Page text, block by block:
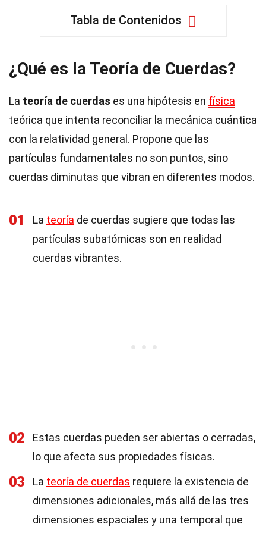
Tabla de Contenidos
¿Qué es la Teoría de Cuerdas?
La teoría de cuerdas es una hipótesis en física
teórica que intenta reconciliar la mecánica cuántica
con la relatividad general. Propone que las
partículas fundamentales no son puntos, sino
cuerdas diminutas que vibran en diferentes modos.
01 La teoría de cuerdas sugiere que todas las
partículas subatómicas son en realidad
cuerdas vibrantes.
02
Estas cuerdas pueden ser abiertas o cerradas,
lo que afecta sus propiedades físicas.
03 La teoría de cuerdas requiere la existencia de
dimensiones adicionales, más allá de las tres
dimensiones espaciales y una temporal que